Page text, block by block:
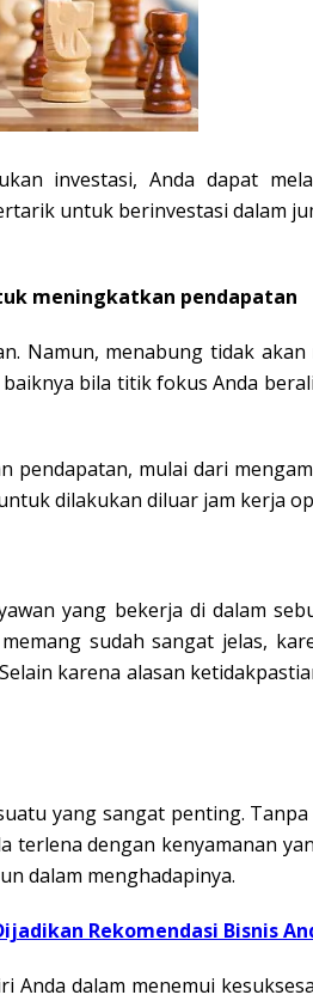
investasi, Anda dapat
untuk berinvestasi dalam
meningkatkan pendapatan
Namun, menabung tidak
bila titik fokus Anda
pendapatan, mulai dari
dilakukan diluar jam kerja
yang bekerja di dalam
sudah sangat jelas,
karena alasan
yang sangat penting.
terlena dengan kenyamanan
dalam menghadapinya.
Rekomendasi Bisnis
dalam menemui